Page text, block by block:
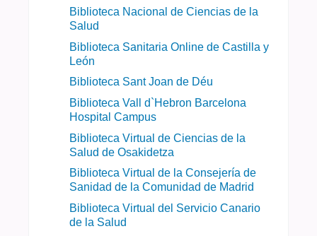
Biblioteca Nacional de Ciencias de la
Salud
Biblioteca Sanitaria Online de Castilla y
León
Biblioteca Sant Joan de Déu
Biblioteca Vall d`Hebron Barcelona
Hospital Campus
Biblioteca Virtual de Ciencias de la
Salud de Osakidetza
Biblioteca Virtual de la Consejería de
Sanidad de la Comunidad de Madrid
Biblioteca Virtual del Servicio Canario
de la Salud